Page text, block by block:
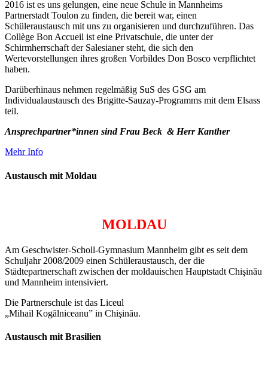
2016 ist es uns gelungen, eine neue Schule in Mannheims
Partnerstadt Toulon zu finden, die bereit war, einen
Schüleraustausch mit uns zu organisieren und durchzuführen. Das
Collège Bon Accueil ist eine Privatschule, die unter der
Schirmherrschaft der Salesianer steht, die sich den
Wertevorstellungen ihres großen Vorbildes Don Bosco verpflichtet
haben.
Darüberhinaus nehmen regelmäßig SuS des GSG am
Individualaustausch des Brigitte-Sauzay-Programms mit dem Elsass
teil.
Ansprechpartner*innen sind Frau Beck & Herr Kanther
Mehr Info
Austausch mit Moldau
MOLDAU
Am Geschwister-Scholl-Gymnasium Mannheim gibt es seit dem
Schuljahr 2008/2009 einen Schüleraustausch, der die
Städtepartnerschaft zwischen der moldauischen Hauptstadt Chişinău
und Mannheim intensiviert.
Die Partnerschule ist das Liceul
„Mihail Kogălniceanu” in Chişinău.
Austausch mit Brasilien